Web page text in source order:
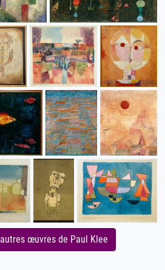
œuvres de Paul Klee